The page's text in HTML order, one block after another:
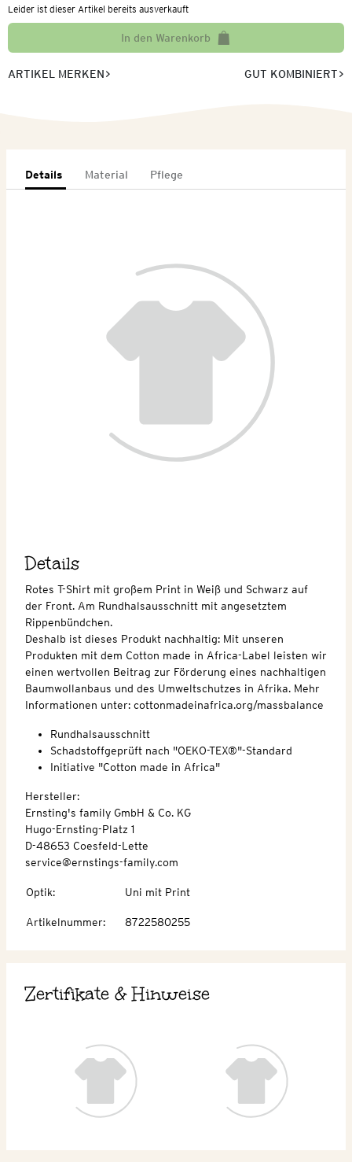
Leider ist dieser Artikel bereits ausverkauft
In den Warenkorb
ARTIKEL MERKEN GUT KOMBINIERT
Details Material Pflege
Details
Rotes T-Shirt mit großem Print in Weiß und Schwarz auf
der Front. Am Rundhalsausschnitt mit angesetztem
Rippenbündchen.
Deshalb ist dieses Produkt nachhaltig: Mit unseren
Produkten mit dem Cotton made in Africa-Label leisten wir
einen wertvollen Beitrag zur Förderung eines nachhaltigen
Baumwollanbaus und des Umweltschutzes in Afrika. Mehr
Informationen unter: cottonmadeinafrica.org/massbalance
Rundhalsausschnitt
Schadstoffgeprüft nach "OEKO-TEX®"-Standard
Initiative "Cotton made in Africa"
Hersteller:
Ernsting's family GmbH & Co. KG
Hugo-Ernsting-Platz 1
D-48653 Coesfeld-Lette
service@ernstings-family.com
Optik: Uni mit Print
Artikelnummer: 8722580255
Zertifikate & Hinweise